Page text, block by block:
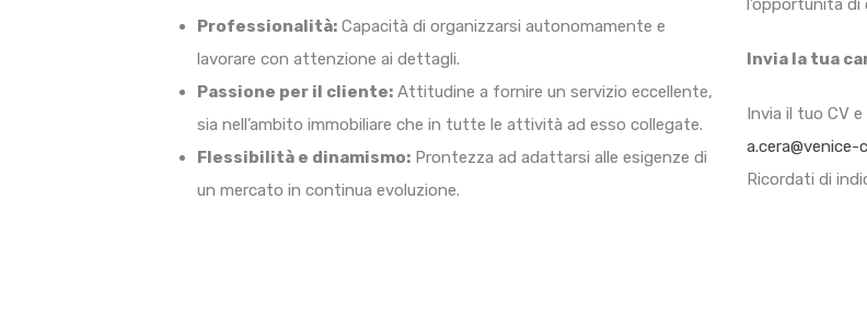
Professionalità: Capacità di organizzarsi autonomamente e
lavorare con attenzione ai dettagli.
Passione per il cliente: Attitudine a fornire un servizio eccellente,
sia nell’ambito immobiliare che in tutte le attività ad esso collegate.
Flessibilità e dinamismo: Prontezza ad adattarsi alle esigenze di
un mercato in continua evoluzione.
l’opportunità
Invia la tua
Invia il tuo CV
a.cera@venice-
Ricordati di